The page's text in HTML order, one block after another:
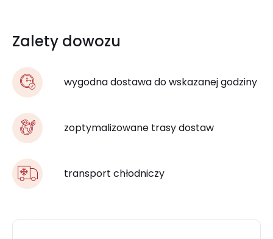
Zalety dowozu
wygodna dostawa do wskazanej godziny
zoptymalizowane trasy dostaw
transport chłodniczy